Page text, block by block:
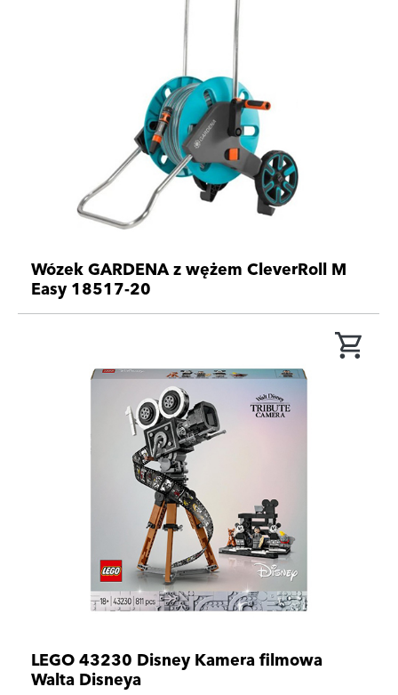
Wózek GARDENA z wężem CleverRoll M
Easy 18517-20
LEGO 43230 Disney Kamera filmowa
Walta Disneya